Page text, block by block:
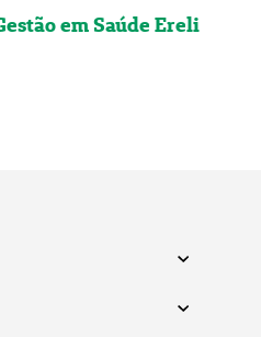
em Saúde Ereli